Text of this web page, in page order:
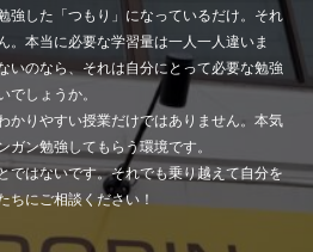
強した「つもり」になっているだけ。それ
。本当に必要な学習量は一人一人違いま
いのなら、それは自分にとって必要な勉強
しょうか。
かりやすい授業だけではありません。本気
ン勉強してもらう環境です。
ではないです。それでも乗り越えて自分を
ちにご相談ください！